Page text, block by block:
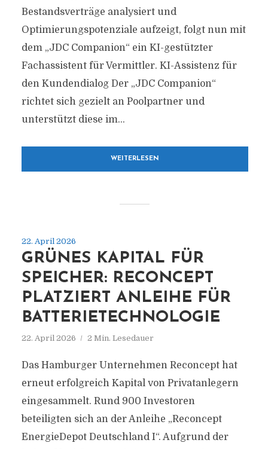
Bestandsverträge analysiert und
Optimierungspotenziale aufzeigt, folgt nun mit
dem „JDC Companion“ ein KI-gestützter
Fachassistent für Vermittler. KI-Assistenz für
den Kundendialog Der „JDC Companion“
richtet sich gezielt an Poolpartner und
unterstützt diese im...
WEITERLESEN
22. April 2026
GRÜNES KAPITAL FÜR
SPEICHER: RECONCEPT
PLATZIERT ANLEIHE FÜR
BATTERIETECHNOLOGIE
22. April 2026 2 Min. Lesedauer
Das Hamburger Unternehmen Reconcept hat
erneut erfolgreich Kapital von Privatanlegern
eingesammelt. Rund 900 Investoren
beteiligten sich an der Anleihe „Reconcept
EnergieDepot Deutschland I“. Aufgrund der